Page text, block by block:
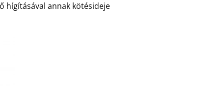
hígításával annak kötésideje